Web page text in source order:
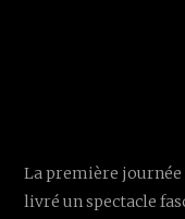
La première journée
livré un spectacle